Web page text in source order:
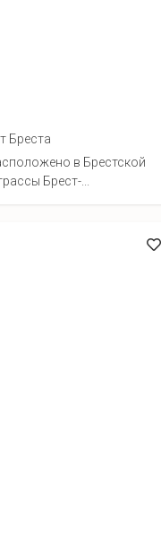
Бреста
в Брестской
Брест-...